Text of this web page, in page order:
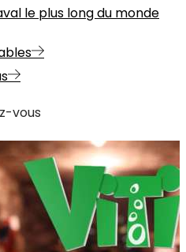
le plus long du monde
vous